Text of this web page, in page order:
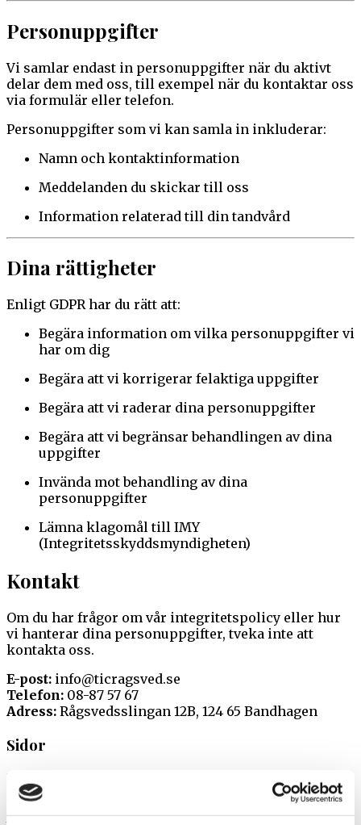
Personuppgifter
Vi samlar endast in personuppgifter när du aktivt
delar dem med oss, till exempel när du kontaktar oss
via formulär eller telefon.
Personuppgifter som vi kan samla in inkluderar:
Namn och kontaktinformation
Meddelanden du skickar till oss
Information relaterad till din tandvård
Dina rättigheter
Enligt GDPR har du rätt att:
Begära information om vilka personuppgifter vi
har om dig
Begära att vi korrigerar felaktiga uppgifter
Begära att vi raderar dina personuppgifter
Begära att vi begränsar behandlingen av dina
uppgifter
Invända mot behandling av dina
personuppgifter
Lämna klagomål till IMY
(Integritetsskyddsmyndigheten)
Kontakt
Om du har frågor om vår integritetspolicy eller hur
vi hanterar dina personuppgifter, tveka inte att
kontakta oss.
E-post: info@ticragsved.se
Telefon: 08-87 57 67
Adress: Rågsvedsslingan 12B, 124 65 Bandhagen
Sidor
Hem
Behandlingar